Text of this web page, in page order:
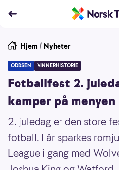
Hjem / Nyheter
ODDSEN VINNERHISTORIE
Fotballfest 2.
kamper på menyen
2. juledag er den store
fotball. I år sparkes
League i gang med